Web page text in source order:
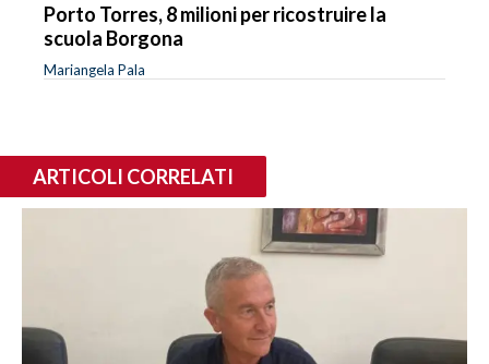
Porto Torres, 8 milioni per ricostruire la
scuola Borgona
Mariangela Pala
ARTICOLI CORRELATI